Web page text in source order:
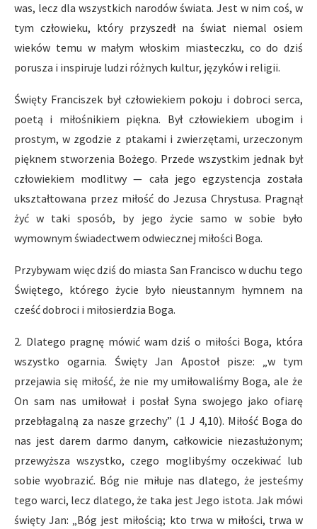
was, lecz dla wszystkich narodów świata. Jest w nim coś, w
tym człowieku, który przyszedł na świat niemal osiem
wieków temu w małym włoskim miasteczku, co do dziś
porusza i inspiruje ludzi różnych kultur, języków i religii.
Święty Franciszek był człowiekiem pokoju i dobroci serca,
poetą i miłośnikiem piękna. Był człowiekiem ubogim i
prostym, w zgodzie z ptakami i zwierzętami, urzeczonym
pięknem stworzenia Bożego. Przede wszystkim jednak był
człowiekiem modlitwy — cała jego egzystencja została
ukształtowana przez miłość do Jezusa Chrystusa. Pragnął
żyć w taki sposób, by jego życie samo w sobie było
wymownym świadectwem odwiecznej miłości Boga.
Przybywam więc dziś do miasta San Francisco w duchu tego
Świętego, którego życie było nieustannym hymnem na
cześć dobroci i miłosierdzia Boga.
2. Dlatego pragnę mówić wam dziś o miłości Boga, która
wszystko ogarnia. Święty Jan Apostoł pisze: „w tym
przejawia się miłość, że nie my umiłowaliśmy Boga, ale że
On sam nas umiłował i posłał Syna swojego jako ofiarę
przebłagalną za nasze grzechy” (1 J 4,10). Miłość Boga do
nas jest darem darmo danym, całkowicie niezasłużonym;
przewyższa wszystko, czego moglibyśmy oczekiwać lub
sobie wyobrazić. Bóg nie miłuje nas dlatego, że jesteśmy
tego warci, lecz dlatego, że taka jest Jego istota. Jak mówi
święty Jan: „Bóg jest miłością; kto trwa w miłości, trwa w